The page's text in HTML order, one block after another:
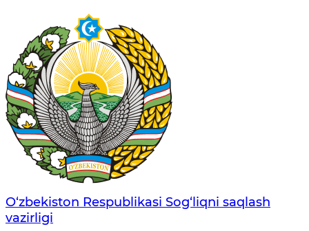
O‘zbеkistоn Rеspublikаsi Sоg‘liqni saqlash
vаzirligi